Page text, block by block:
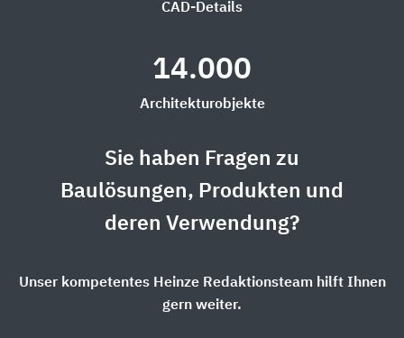
CAD-Details
14.000
Architekturobjekte
Sie haben Fragen zu
Baulösungen, Produkten und
deren Verwendung?
Unser kompetentes Heinze Redaktionsteam hilft Ihnen
gern weiter.